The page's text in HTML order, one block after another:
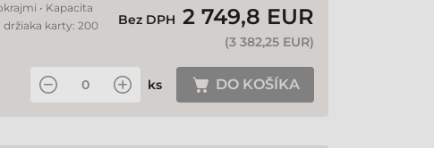
• Kapacita
držiaka karty: 200
Bez DPH 2 749,8 EUR
(3 382,25 EUR)
ks DO KOŠÍKA